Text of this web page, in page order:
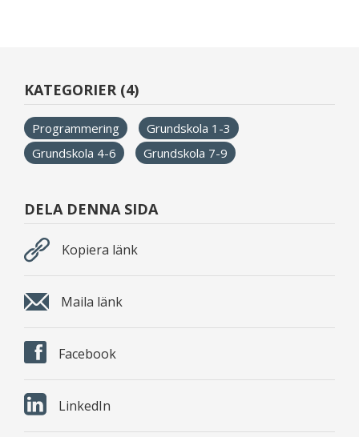
KATEGORIER (4)
Programmering
Grundskola 1-3
Grundskola 4-6
Grundskola 7-9
DELA DENNA SIDA
Kopiera länk
Maila länk
Facebook
LinkedIn